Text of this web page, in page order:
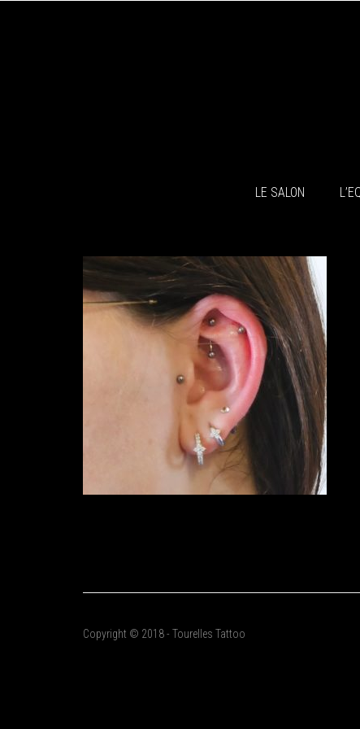
LE SALON
Copyright © 2018 - Tourelles Tattoo